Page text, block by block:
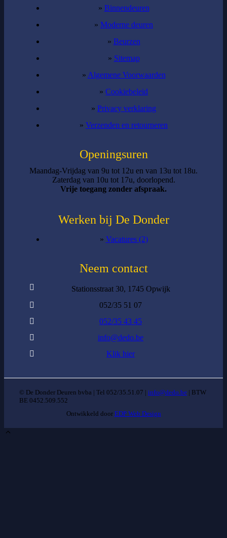
» Binnendeuren
» Moderne deuren
» Beurzen
» Sitemap
» Algemene Voorwaarden
» Cookiebeleid
» Privacy verklaring
» Verzenden en retourneren
Openingsuren
Maandag-Vrijdag van 9u tot 12u en van 13u tot 18u.
Zaterdag van 10u tot 17u, doorlopend.
Vrije toegang zonder afspraak.
Werken bij De Donder
» Vacatures (2)
Neem contact
Stationsstraat 30, 1745 Opwijk
052/35 51 07
052/35 43 45
info@dedo.be
Klik hier
© De Donder Deuren bvba | Tel 052/35.51.07 | info@dedo.be | BTW
BE 0452.509.552
Ontwikkeld door EDP Web Design